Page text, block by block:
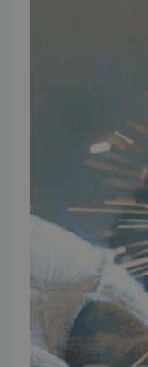
Weekend
Youtube
Instagram